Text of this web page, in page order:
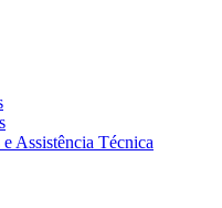
Assistência Técnica